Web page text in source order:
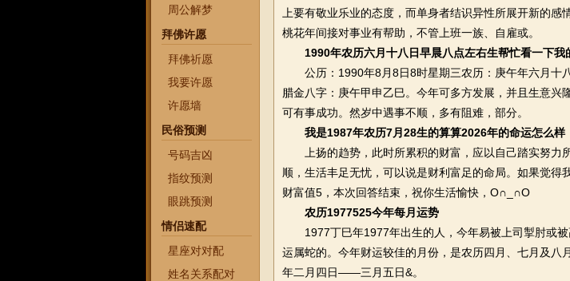
周公解梦
拜佛许愿
拜佛祈愿
我要许愿
许愿墙
民俗预测
号码吉凶
指纹预测
眼跳预测
情侣速配
星座对对配
姓名关系配对
上要有敬业乐业的态度，而单身者结识异性所展开新的
桃花年间接对事业有帮助，不管上班一族、自雇或。
1990年农历六月十八日早晨八点左右生帮忙看一下我
公历：1990年8月8日8时星期三农历：庚午年六月十
腊金八字：庚午甲申乙巳。今年可多方发展，并且生意
可有事成功。然岁中遇事不顺，多有阻难，部分。
我是1987年农历7月28生的算算2026年的命运怎么样
上扬的趋势，此时所累积的财富，应以自己踏实努力
顺，生活丰足无忧，可以说是财利富足的命局。如果觉
财富值5，本次回答结束，祝你生活愉快，O∩_∩O
农历1977525今年每月运势
1977丁巳年1977年出生的人，今年易被上司掣肘或被
运属蛇的。今年财运较佳的月份，是农历四月、七月及
年二月四日——三月五日&。